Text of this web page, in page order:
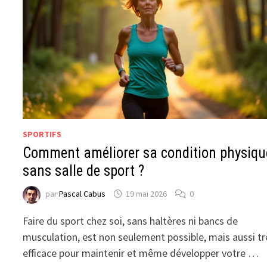
SPORTIFS
Comment améliorer sa condition
sans salle de sport ?
parPascal Cabus 19 mai 2026 0
Faire du sport chez soi, sans haltères ni bancs de
musculation, est non seulement possible, mais aussi
efficace pour maintenir et même développer votre …